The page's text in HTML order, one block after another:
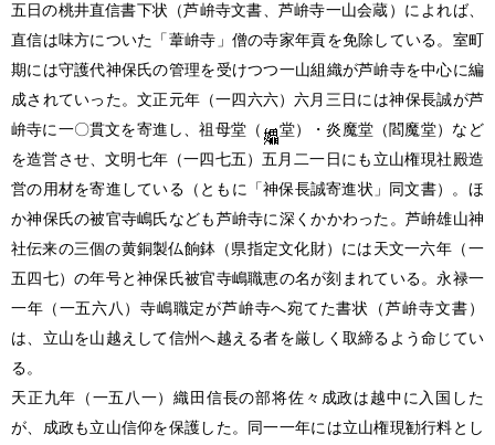
五日の桃井直信書下状 （芦峅寺文書、芦峅寺一山会蔵） によれば、
直信は味方についた「葦峅寺」僧の寺家年貢を免除している。室町
期には守護代神保氏の管理を受けつつ一山組織が芦峅寺を中心に編
成されていった。文正元年 （一四六六） 六月三日には神保長誠が芦
峅寺に一〇貫文を寄進し、祖母堂 （ 堂） ・炎魔堂 （閻魔堂） など
を造営させ、文明七年 （一四七五） 五月二一日にも立山権現社殿造
営の用材を寄進している （ともに「神保長誠寄進状」同文書）
。ほ
か神保氏の被官寺嶋氏なども芦峅寺に深くかかわった。芦峅雄山神
社伝来の三個の黄銅製仏餉鉢 （県指定文化財） には天文一六年 （一
五四七） の年号と神保氏被官寺嶋職恵の名が刻まれている。永禄一
一年 （一五六八） 寺嶋職定が芦峅寺へ宛てた書状
（芦峅寺文書）
は、立山を山越えして信州へ越える者を厳しく取締るよう命じてい
る。
天正九年 （一五八一） 織田信長の部将佐々成政は越中に入国した
が、成政も立山信仰を保護した。同一一年には立山権現勧行料とし